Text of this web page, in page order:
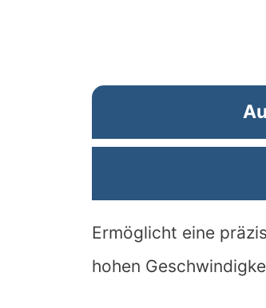
Ermöglicht eine
hohen